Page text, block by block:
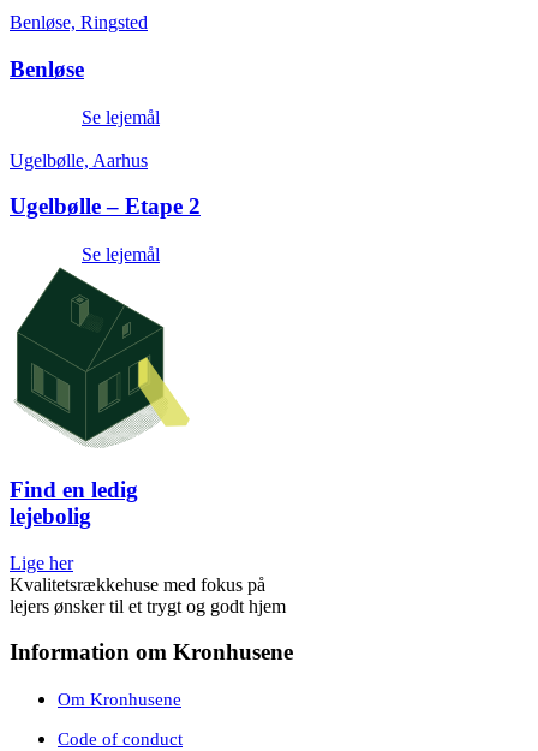
Benløse, Ringsted
Benløse
Se lejemål
Ugelbølle, Aarhus
Ugelbølle – Etape 2
Se lejemål
Find en ledig
lejebolig
Lige her
Kvalitetsrækkehuse med fokus på
lejers ønsker til et trygt og godt hjem
Information om Kronhusene
Om Kronhusene
Code of conduct